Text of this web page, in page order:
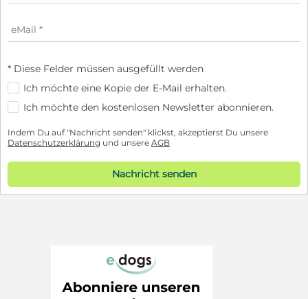
* Diese Felder müssen ausgefüllt werden
Ich möchte eine Kopie der E-Mail erhalten.
Ich möchte den kostenlosen Newsletter abonnieren.
Indem Du auf "Nachricht senden" klickst, akzeptierst Du unsere
Datenschutzerklärung und unsere AGB
Nachricht senden